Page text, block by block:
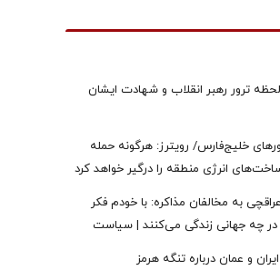
ترور رهبر انقلاب و شهادت ایشان
خلیج‌فارس/ رویترز: هرگونه حمله
انرژی منطقه را درگیر خواهد کرد
به مخالفان مذاکره: با خودم فکر
چه جهانی زندگی می‌کنند | سیاست
دشوار و سنجش دقیق هزینه و فایده
و عمان درباره تنگه هرمز